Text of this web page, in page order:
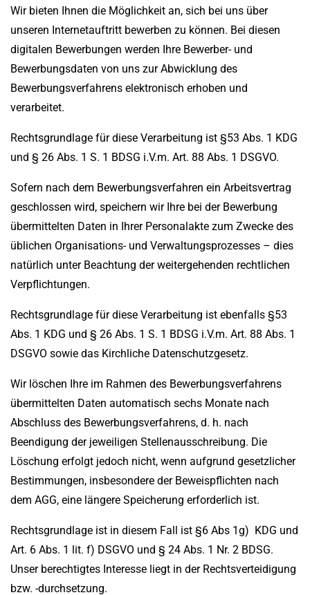
Wir bieten Ihnen die Möglichkeit an, sich bei uns über
unseren Internetauftritt bewerben zu können. Bei diesen
digitalen Bewerbungen werden Ihre Bewerber- und
Bewerbungsdaten von uns zur Abwicklung des
Bewerbungsverfahrens elektronisch erhoben und
verarbeitet.
Rechtsgrundlage für diese Verarbeitung ist §53 Abs. 1 KDG
und § 26 Abs. 1 S. 1 BDSG i.V.m. Art. 88 Abs. 1 DSGVO.
Sofern nach dem Bewerbungsverfahren ein Arbeitsvertrag
geschlossen wird, speichern wir Ihre bei der Bewerbung
übermittelten Daten in Ihrer Personalakte zum Zwecke des
üblichen Organisations- und Verwaltungsprozesses – dies
natürlich unter Beachtung der weitergehenden rechtlichen
Verpflichtungen.
Rechtsgrundlage für diese Verarbeitung ist ebenfalls §53
Abs. 1 KDG und § 26 Abs. 1 S. 1 BDSG i.V.m. Art. 88 Abs. 1
DSGVO sowie das Kirchliche Datenschutzgesetz.
Wir löschen Ihre im Rahmen des Bewerbungsverfahrens
übermittelten Daten automatisch sechs Monate nach
Abschluss des Bewerbungsverfahrens, d. h. nach
Beendigung der jeweiligen Stellenausschreibung. Die
Löschung erfolgt jedoch nicht, wenn aufgrund gesetzlicher
Bestimmungen, insbesondere der Beweispflichten nach
dem AGG, eine längere Speicherung erforderlich ist.
Rechtsgrundlage ist in diesem Fall ist §6 Abs 1g) KDG und
Art. 6 Abs. 1 lit. f) DSGVO und § 24 Abs. 1 Nr. 2 BDSG.
Unser berechtigtes Interesse liegt in der Rechtsverteidigung
bzw. -durchsetzung.